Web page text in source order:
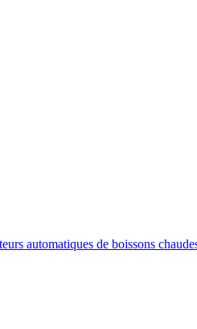
automatiques de boissons